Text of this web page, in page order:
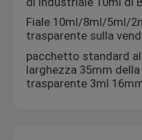
Fiale 10ml/8ml/5ml/
trasparente sulla
pacchetto standard
larghezza 35mm
trasparente 3ml